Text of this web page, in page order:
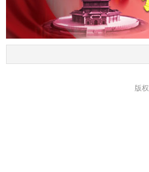
版